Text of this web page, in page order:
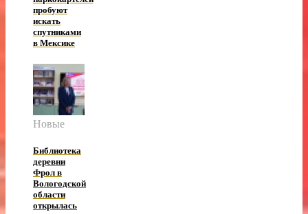
пробуют
искать
спутниками
в Мексике
Новые
Библиотека
деревни
Фрол в
Вологодской
области
открылась